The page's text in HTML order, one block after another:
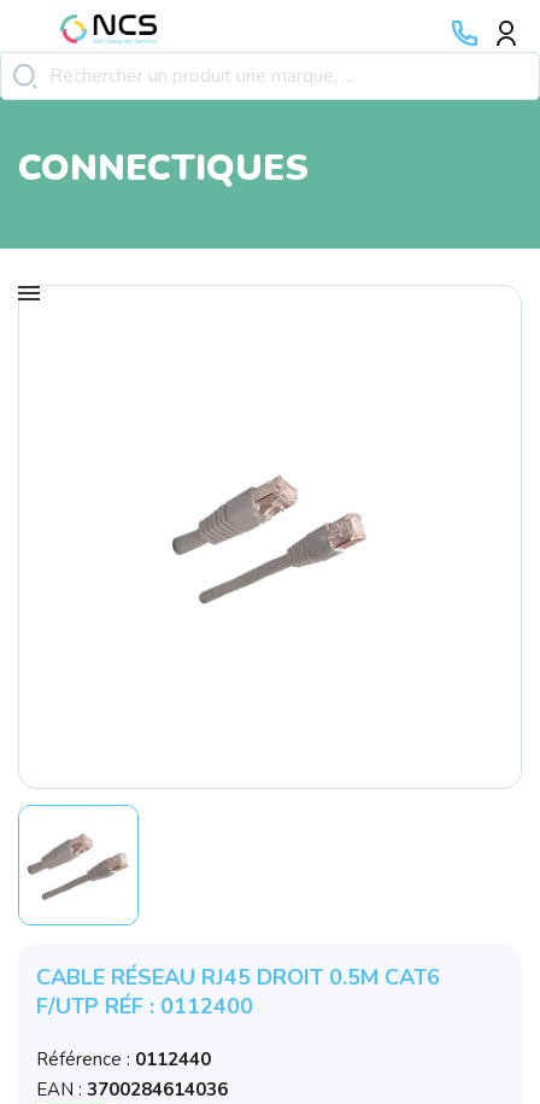
CONNECTIQUES
CABLE RÉSEAU RJ45 DROIT 0.5M CAT6
F/UTP RÉF : 0112400
Référence : 0112440
EAN : 3700284614036